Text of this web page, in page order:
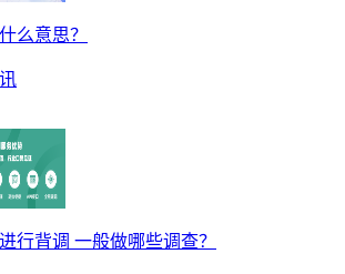
么意思？
行背调 一般做哪些调查？